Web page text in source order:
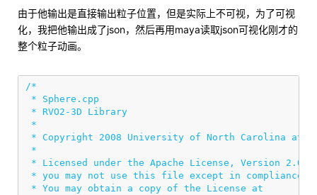
由于他输出是直接输出粒子位置，但是实际上不可视，为了可视
化，我把他输出成了json，然后再用maya读取json可视化刚才的
整个粒子动画。
/*
* Sphere.cpp
* RVO2-3D Library
*
* Copyright 2008 University of North Carolina at
*
* Licensed under the Apache License, Version 2.0
* you may not use this file except in compliance
* You may obtain a copy of the License at